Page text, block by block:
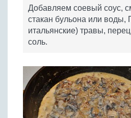
Добавляем соевый соус,
стакан бульона или воды,
итальянские) травы,
соль.